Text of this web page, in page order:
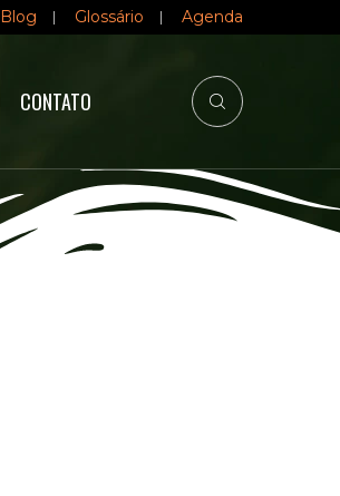
Blog Glossário Agenda
CONTATO